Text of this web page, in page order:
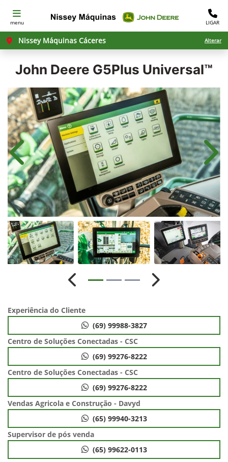
menu LIGAR
Nissey Máquinas Cáceres Alterar
John Deere G5Plus Universal™
Anterior
Anterior Próximo
Experiência do Cliente
(69) 99988-3827
Centro de Soluções Conectadas - CSC
(69) 99276-8222
Centro de Soluções Conectadas - CSC
(69) 99276-8222
Vendas Agricola e Construção - Davyd
(65) 99940-3213
Supervisor de pós venda
(65) 99622-0113